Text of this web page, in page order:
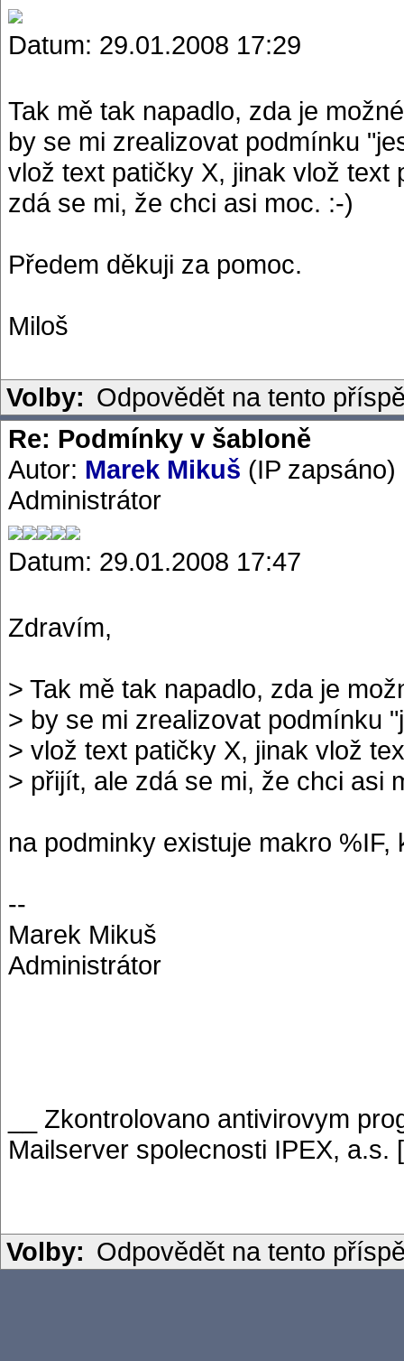
Datum: 29.01.2008 17:29
Tak mě tak napadlo, zda je
by se mi zrealizovat podmínku
vlož text patičky X, jinak vlož text
zdá se mi, že chci asi moc. :-)
Předem děkuji za pomoc.
Miloš
Volby: Odpovědět na tento
Re: Podmínky v šabloně
Autor: Marek Mikuš (IP zapsáno)
Administrátor
Datum: 29.01.2008 17:47
Zdravím,
> Tak mě tak napadlo, zda je
> by se mi zrealizovat podmínku
> vlož text patičky X, jinak vlož
> přijít, ale zdá se mi, že chci asi
na podminky existuje makro
--
Marek Mikuš
Administrátor
__ Zkontrolovano antivirovym
Mailserver spolecnosti IPEX, a.s.
Volby: Odpovědět na tento